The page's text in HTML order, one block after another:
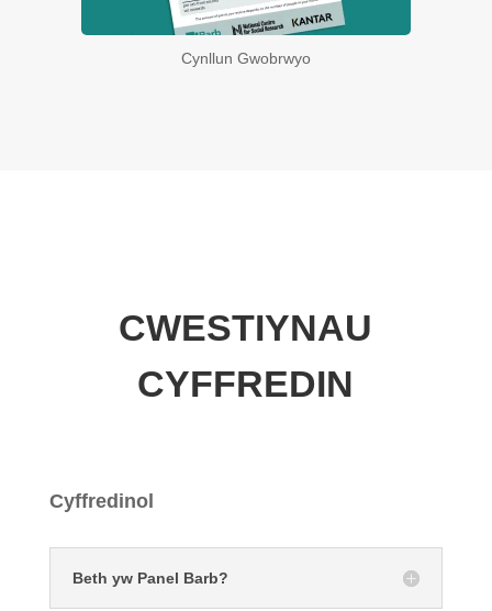
Cynllun Gwobrwyo
CWESTIYNAU
CYFFREDIN
Cyffredinol
Beth yw Panel Barb?